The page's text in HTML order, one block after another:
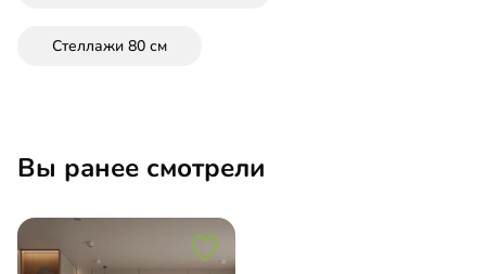
Стеллажи 80 см
Вы ранее смотрели